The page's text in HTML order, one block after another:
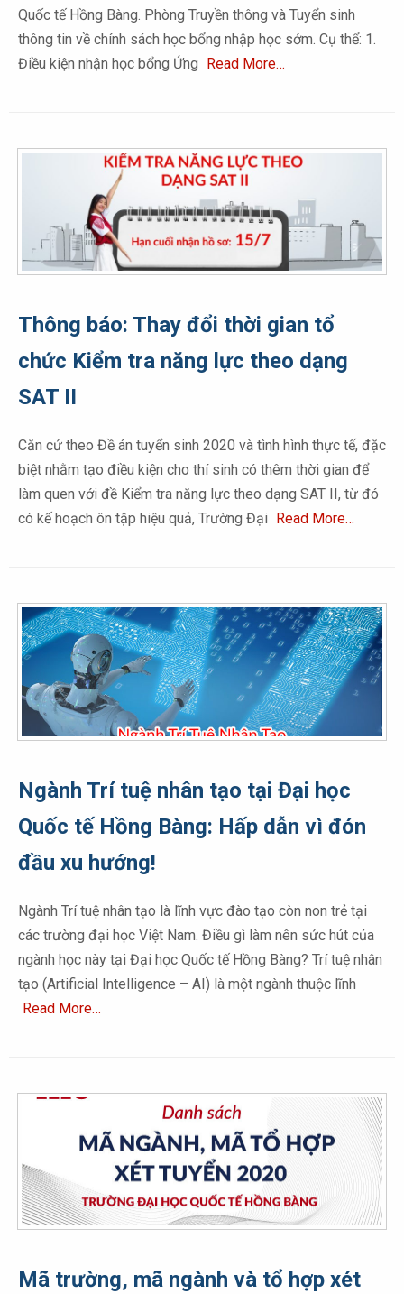
Quốc tế Hồng Bàng. Phòng Truyền thông và Tuyển sinh
thông tin về chính sách học bổng nhập học sớm. Cụ thể: 1.
Điều kiện nhận học bổng Ứng Read More…
Thông báo: Thay đổi thời gian tổ
chức Kiểm tra năng lực theo dạng
SAT II
Căn cứ theo Đề án tuyển sinh 2020 và tình hình thực tế, đặc
biệt nhằm tạo điều kiện cho thí sinh có thêm thời gian để
làm quen với đề Kiểm tra năng lực theo dạng SAT II, từ đó
có kế hoạch ôn tập hiệu quả, Trường Đại Read More…
Ngành Trí tuệ nhân tạo tại Đại học
Quốc tế Hồng Bàng: Hấp dẫn vì đón
đầu xu hướng!
Ngành Trí tuệ nhân tạo là lĩnh vực đào tạo còn non trẻ tại
các trường đại học Việt Nam. Điều gì làm nên sức hút của
ngành học này tại Đại học Quốc tế Hồng Bàng? Trí tuệ nhân
tạo (Artificial Intelligence – AI) là một ngành thuộc lĩnh
Read More…
Mã trường, mã ngành và tổ hợp xét